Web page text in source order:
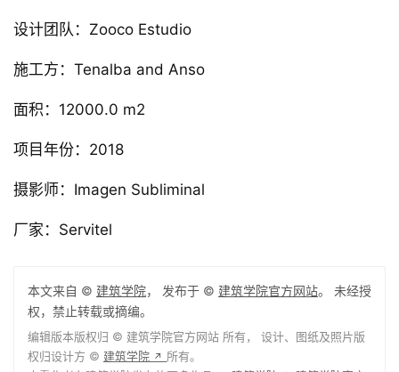
设计团队：Zooco Estudio
施工方：Tenalba and Anso
面积：12000.0 m2
项目年份：2018
摄影师：Imagen Subliminal
厂家：Servitel
本文来自 © 建筑学院， 发布于 © 建筑学院官方网站。 未经授
权，禁止转载或摘编。
编辑版本版权归 © 建筑学院官方网站 所有， 设计、图纸及照片版
权归设计方 © 建筑学院 ↗ 所有。